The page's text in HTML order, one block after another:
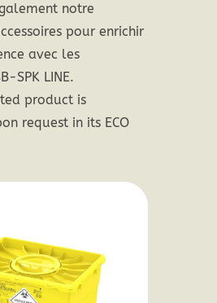
notre
pour enrichir
avec les
SPK LINE.
product is
request in its ECO